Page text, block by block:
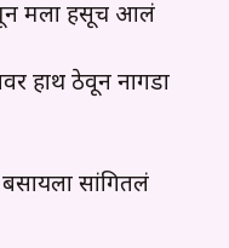
मला हसूच आलं
हाथ ठेवून नागडा
बसायला सांगितलं